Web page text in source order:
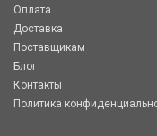
Оплата
Доставка
Поставщикам
Блог
Контакты
Политика